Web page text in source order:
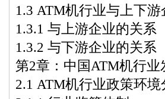
1.3 ATM机行业与上下
1.3.1 与上游企业的关系
1.3.2 与下游企业的关系
第2章：中国ATM机行
2.1 ATM机行业政策环境